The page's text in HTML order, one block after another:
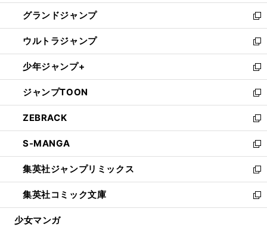
ウ
で
開
く
ン
ド
ウ
で
開
く
ウ
ィ
ン
ド
ウ
で
開
く
し
い
ウ
ィ
ン
ド
ウ
で
開
く
グランドジャンプ
新
し
い
ウ
ィ
ン
ド
ウ
で
開
く
ウルトラジャンプ
新
し
い
ウ
ィ
ン
ド
ウ
で
開
く
少年ジャンプ+
新
し
い
ウ
ィ
ン
ド
ウ
で
開
く
ジャンプTOON
新
し
い
ウ
ィ
ン
ド
ウ
で
開
ZEBRACK
新
し
い
ウ
ィ
ン
ド
ウ
S-MANGA
新
し
い
ウ
ィ
ン
集英社ジャンプリミックス
新
し
い
ウ
集英社コミック文庫
新
し
少女マンガ